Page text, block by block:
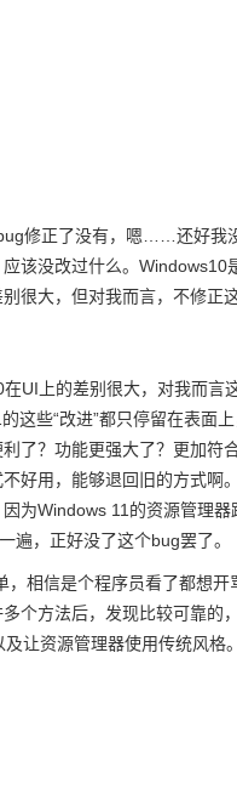
修正了没有，嗯……还好我
该没改过什么。Windows10
很大，但对我而言，不修正
UI上的差别很大，对我而言
这些“改进”都只停留在表面
了？功能更强大了？更加符
好用，能够退回旧的方式啊
为Windows 11的资源管理
遍，正好没了这个bug罢了。
，相信是个程序员看了都想
个方法后，发现比较可靠的
让资源管理器使用传统风格。